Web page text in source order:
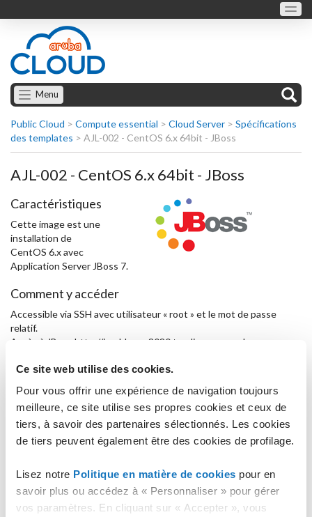
Ce site web utilise des cookies.
Pour vous offrir une expérience de navigation toujours
meilleure, ce site utilise ses propres cookies et ceux de
tiers, à savoir des partenaires sélectionnés. Les cookies
de tiers peuvent également être des cookies de profilage.
Lisez notre Politique en matière de cookies pour en
savoir plus ou accédez à « Personnaliser » pour gérer
vos paramètres. En cliquant sur « Accepter », vous
Menu
Public Cloud > Compute essential > Cloud Server > Spécifications
des templates > AJL-002 - CentOS 6.x 64bit - JBoss
AJL-002 - CentOS 6.x 64bit - JBoss
Caractéristiques
Cette image est une
installation de
CentOS 6.x avec
Application Server JBoss 7.
Comment y accéder
Accessible via SSH avec utilisateur « root » et le mot de passe
relatif.
Accès à JBoss http://ipaddress:8080 tandis que pour le panneau
jboss et le même mot de passe que l’utilisateur root.
Configurations
L’image a le firewall iptables actif et configuré pour accepter
seulement des connexions SSH (port 22) et HTTP (ports 80, 8080,
9990).
Version du Template
1.2